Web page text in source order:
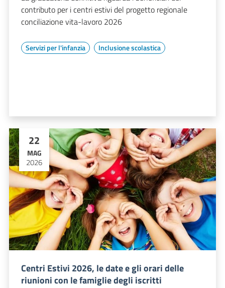
contributo per i centri estivi del progetto regionale
conciliazione vita-lavoro 2026
Servizi per l'infanzia Inclusione scolastica
22
MAG
2026
Centri Estivi 2026, le date e gli orari delle
riunioni con le famiglie degli iscritti